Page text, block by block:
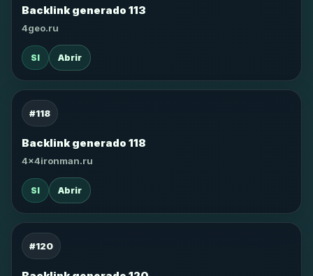
Backlink generado 113
4geo.ru
SI Abrir
#118
Backlink generado 118
4x4ironman.ru
SI Abrir
#120